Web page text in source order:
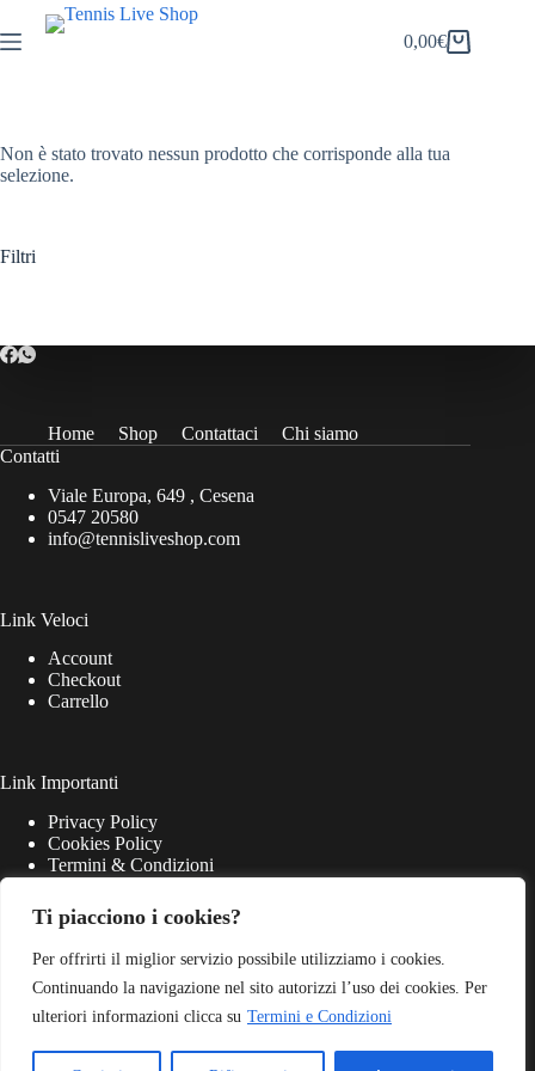
Ti piacciono i cookies?
Per offrirti il miglior servizio possibile utilizziamo i cookies.
Continuando la navigazione nel sito autorizzi l’uso dei cookies. Per
ulteriori informazioni clicca su Termini e Condizioni
al
contenuto
Carrello
0,00€
Non è stato trovato nessun prodotto che corrisponde alla tua
selezione.
Filtri
Home Shop Contattaci
Chi siamo
Contatti
Viale Europa, 649 , Cesena
0547 20580
info@tennisliveshop.com
Link Veloci
Account
Checkout
Carrello
Link Importanti
Privacy Policy
Cookies Policy
Termini & Condizioni